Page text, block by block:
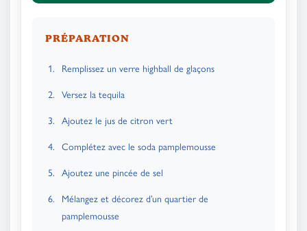
PRÉPARATION
Remplissez un verre highball de glaçons
Versez la tequila
Ajoutez le jus de citron vert
Complétez avec le soda pamplemousse
Ajoutez une pincée de sel
Mélangez et décorez d’un quartier de
pamplemousse